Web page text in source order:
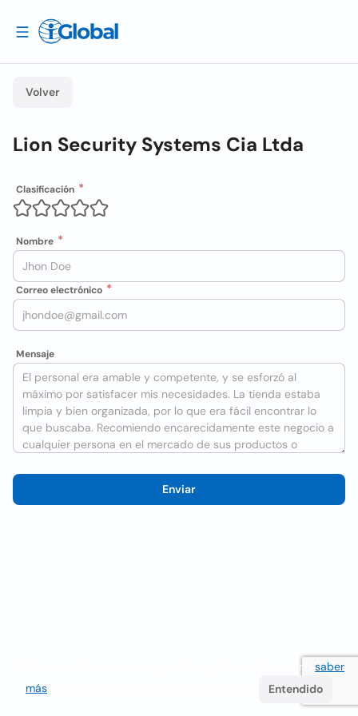
Volver
Lion Security Systems Cia Ltda
Clasificación
Nombre
Correo electrónico
Mensaje
Enviar
Utilizamos cookies para mejorar la experiencia del usuario saber
más
Entendido